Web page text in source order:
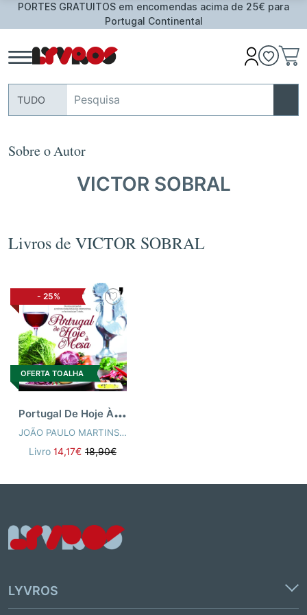
PORTES GRATUITOS em encomendas acima de 25€ para
Portugal Continental
TUDO
Sobre o Autor
VICTOR SOBRAL
Livros de VICTOR SOBRAL
- 25%
OFERTA TOALHA
P
ortugal De Hoje À Mesa
JOÃO PAULO MARTINS
,VICTOR SOBRAL
Livro 14,17€ 18,90€
LYVROS